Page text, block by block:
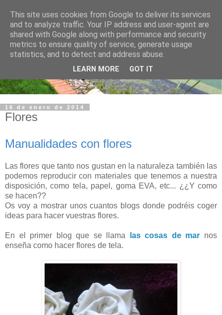
16 de enero de 2014
Flores
Manualidades con flores
Las flores que tanto nos gustan en la naturaleza también las
podemos reproducir con materiales que tenemos a nuestra
disposición, como tela, papel, goma EVA, etc... ¿¿Y como
se hacen??
Os voy a mostrar unos cuantos blogs donde podréis coger
ideas para hacer vuestras flores.
En el primer blog que se llama las cosas de mar nos
enseña como hacer flores de tela.
This site uses cookies from Google to deliver its services
and to analyze traffic. Your IP address and user-agent are
shared with Google along with performance and security
metrics to ensure quality of service, generate usage
statistics, and to detect and address abuse.
LEARN MORE GOT IT